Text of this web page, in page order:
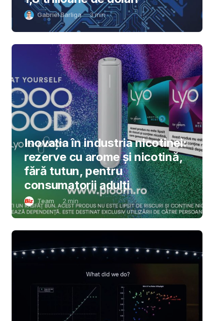
Gabriel Barliga 3min
Inovația în industria nicotinei:
rezerve cu arome și nicotină,
fără tutun, pentru
consumatorii adulți
Team 2 min